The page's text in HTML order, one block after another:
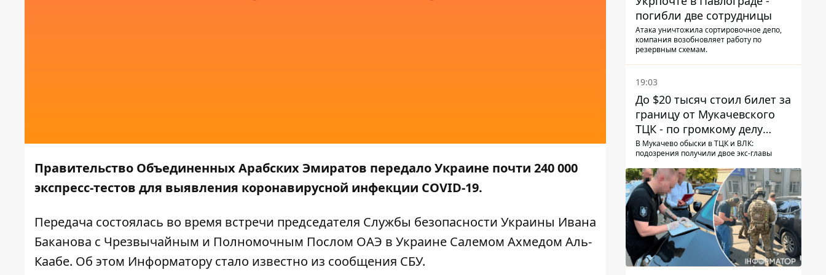
Правительство Объединенных Арабских Эмиратов передало Украине почти 240 000
экспресс-тестов для выявления коронавирусной инфекции COVID-19.
Передача состоялась во время встречи председателя Службы безопасности Украины Ивана
Баканова с Чрезвычайным и Полномочным Послом ОАЭ в Украине Салемом Ахмедом Аль-
Каабе. Об этом Информатору стало известно из сообщения СБУ.
погибли две сотрудницы
Атака уничтожила сортировочное депо,
компания возобновляет работу по
резервным схемам.
19:03
До $20 тысяч стоил билет за
границу от Мукачевского
ТЦК - по громкому делу
первые подозрения
получили двое бывших
руководителей
В Мукачево обыски в ТЦК и ВЛК:
подозрения получили двое экс-главы